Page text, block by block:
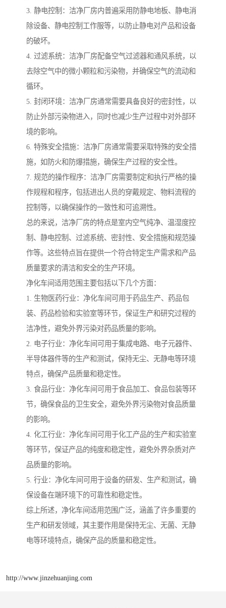
3. 静电控制：洁净厂房内普遍采用防静电地板、静电消
除设备、静电控制工作服等，以防止静电对产品和设备
的破坏。
4. 过滤系统：洁净厂房配备空气过滤器和通风系统，以
去除空气中的微小颗粒和污染物，并确保空气的流动和
循环。
5. 封闭环境：洁净厂房通常需要具备良好的密封性，以
防止外部污染物进入，同时也减少生产过程中对外部环
境的影响。
6. 特殊安全措施：洁净厂房通常需要采取特殊的安全措
施，如防火和防爆措施，确保生产过程的安全性。
7. 规范的操作程序：洁净厂房需要制定和执行严格的操
作规程和程序，包括进出人员的穿戴规定、物料流程的
控制等，以确保操作的一致性和可追溯性。
总的来说，洁净厂房的特点是室内空气纯净、温湿度控
制、静电控制、过滤系统、密封性、安全措施和规范操
作等。这些特点旨在提供一个符合特定生产需求和产品
质量要求的清洁和安全的生产环境。
净化车间适用范围主要包括以下几个方面：
1. 生物医药行业：净化车间可用于药品生产、药品包
装、药品检验和实验室等环节，保证生产和研究过程的
洁净性，避免外界污染对药品质量的影响。
2. 电子行业：净化车间可用于集成电路、电子元器件、
半导体器件等的生产和测试，保持无尘、无静电等环境
特点，确保产品质量和稳定性。
3. 食品行业：净化车间可用于食品加工、食品包装等环
节，确保食品的卫生安全，避免外界污染物对食品质量
的影响。
4. 化工行业：净化车间可用于化工产品的生产和实验室
等环节，保证产品的纯度和稳定性，避免外界杂质对产
品质量的影响。
5. 行业：净化车间可用于设备的研发、生产和测试，确
保设备在端环境下的可靠性和稳定性。
综上所述，净化车间适用范围广泛，涵盖了许多重要的
生产和研发领域，其主要作用是保持无尘、无菌、无静
电等环境特点，确保产品的质量和稳定性。
http://www.jinzehuanjing.com